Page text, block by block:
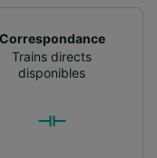
Correspondance
Trains directs
disponibles